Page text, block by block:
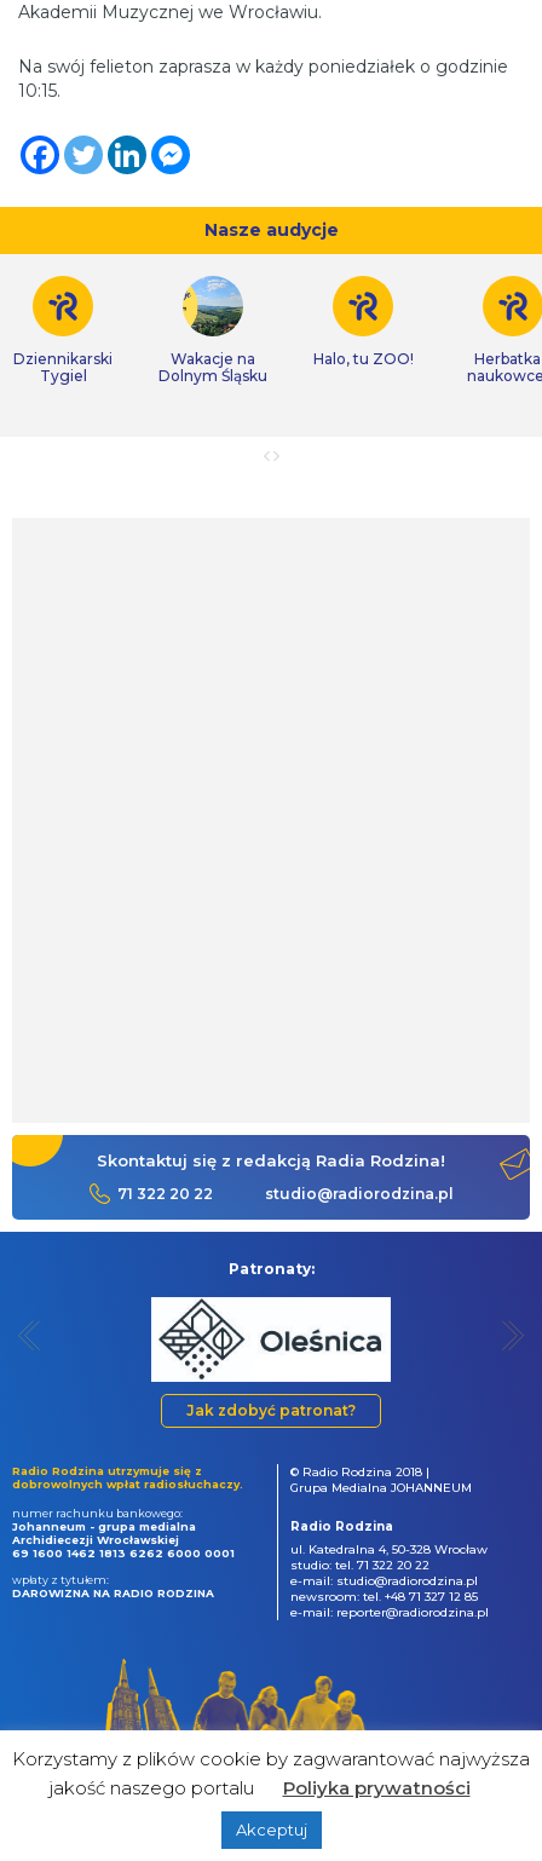
Akademii Muzycznej we Wrocławiu.
Na swój felieton zaprasza w każdy poniedziałek o godzinie
10:15.
Nasze audycje
Dziennikarski
Tygiel
Wakacje na
Dolnym Śląsku
Halo, tu ZOO!
Skontaktuj się z redakcją Radia Rodzina!
71 322 20 22 studio@radiorodzina.pl
Patronaty:
Jak zdobyć patronat?
Radio Rodzina utrzymuje się z
dobrowolnych wpłat radiosłuchaczy.
numer rachunku bankowego:
Johanneum - grupa medialna
Archidiecezji Wrocławskiej
69 1600 1462 1813 6262 6000 0001
wpłaty z tytułem:
DAROWIZNA NA RADIO RODZINA
© Radio Rodzina 2018 |
Grupa Medialna JOHANNEUM
Radio Rodzina
ul. Katedralna 4, 50-328 Wrocław
studio: tel. 71 322 20 22
e-mail: studio@radiorodzina.pl
newsroom: tel. +48 71 327 12 85
e-mail: reporter@radiorodzina.pl
&
Korzystamy z plików cookie by zagwarantować najwyższa
jakość naszego portalu
Poliyka prywatności
Akceptuj